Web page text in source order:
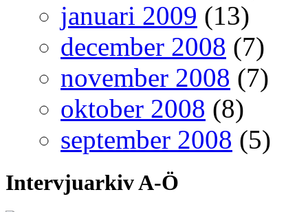
januari 2009 (13)
december 2008 (7)
november 2008 (7)
oktober 2008 (8)
september 2008 (5)
Intervjuarkiv A-Ö